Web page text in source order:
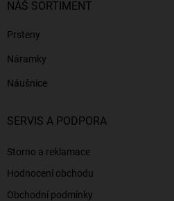
NÁŠ SORTIMENT
Prsteny
Náramky
Náušnice
SERVIS A PODPORA
Storno a reklamace
Hodnocení obchodu
Obchodní podmínky